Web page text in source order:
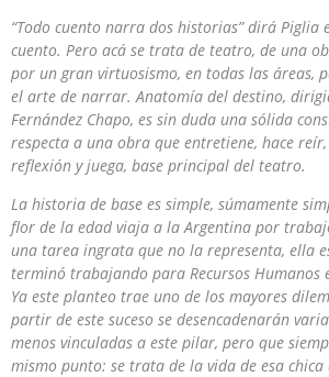
“Todo cuento narra dos historias” dirá Piglia
cuento. Pero acá se trata de teatro, de una
por un gran virtuosismo, en todas las áreas,
el arte de narrar. Anatomía del destino,
Fernández Chapo, es sin duda una sólida
respecta a una obra que entretiene, hace
reflexión y juega, base principal del teatro.
La historia de base es simple, súmamente
flor de la edad viaja a la Argentina por
una tarea ingrata que no la representa, ella
terminó trabajando para Recursos Humanos
Ya este planteo trae uno de los mayores
partir de este suceso se desencadenarán
menos vinculadas a este pilar, pero que
mismo punto: se trata de la vida de esa